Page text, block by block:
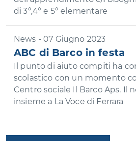
di 3°,4° e 5° elementare
News - 07 Giugno 2023
ABC di Barco in festa
Il punto di aiuto compiti ha
scolastico con un momento
Centro sociale Il Barco Aps. Il
insieme a La Voce di Ferrara